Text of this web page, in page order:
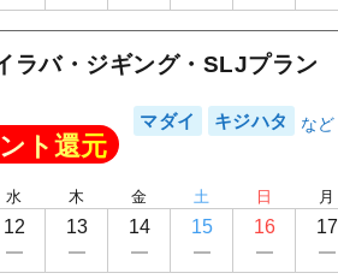
ラバ・ジギング・SLJプラン
ト還元
マダイ キジハタ
水
12
木
13
金
14
土
15
日
16
月
17